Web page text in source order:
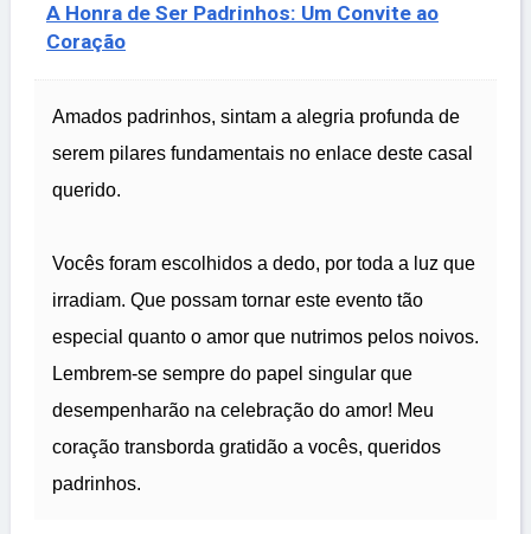
A Honra de Ser Padrinhos: Um Convite ao
Coração
Amados padrinhos, sintam a alegria profunda de
serem pilares fundamentais no enlace deste casal
querido.
Vocês foram escolhidos a dedo, por toda a luz que
irradiam. Que possam tornar este evento tão
especial quanto o amor que nutrimos pelos noivos.
Lembrem-se sempre do papel singular que
desempenharão na celebração do amor! Meu
coração transborda gratidão a vocês, queridos
padrinhos.